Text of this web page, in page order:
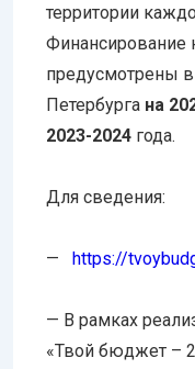
территории
Финансирование
предусмотрены
Петербурга на
2023-2024 года.
Для сведения:
— https://
— В рамках
«Твой бюджет –